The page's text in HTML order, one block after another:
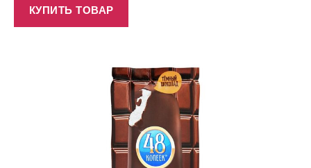
КУПИТЬ ТОВАР